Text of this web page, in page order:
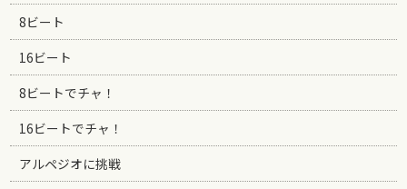
8ビート
16ビート
8ビートでチャ！
16ビートでチャ！
アルペジオに挑戦